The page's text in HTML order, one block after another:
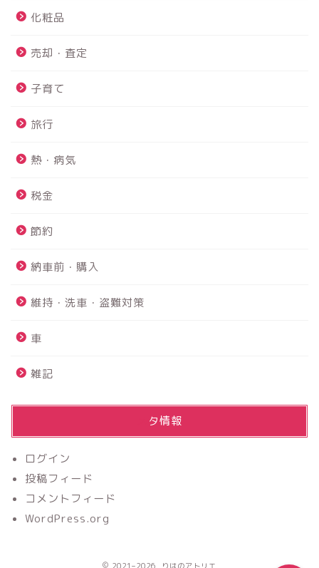
化粧品
売却・査定
子育て
旅行
熱・病気
税金
節約
納車前・購入
維持・洗車・盗難対策
車
雑記
メタ情報
ログイン
投稿フィード
コメントフィード
WordPress.org
2021–2026 りはのアトリエ
ド40系フロアマットのおす
すめは？純正９万円vs社外
すすめ！！上限額は？？分